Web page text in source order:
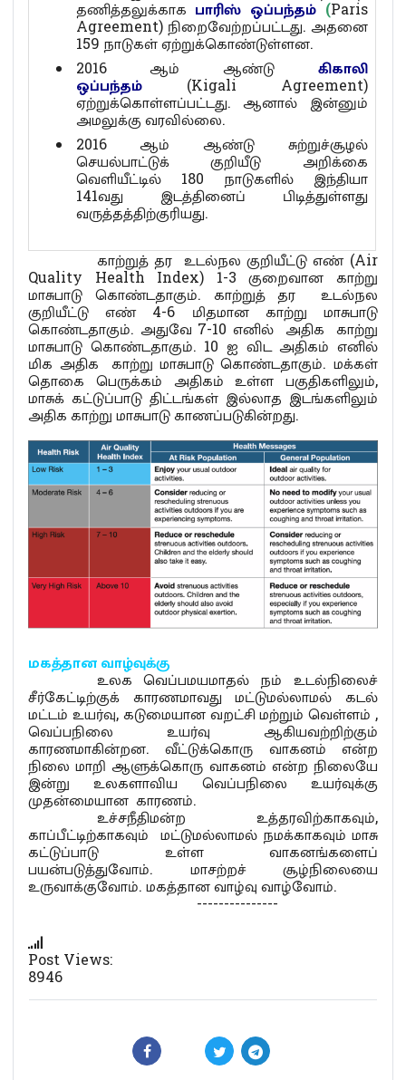
தணித்தலுக்காக பாரிஸ் ஒப்பந்தம் (Paris
Agreement) நிறைவேற்றப்பட்டது. அதனை
159 நாடுகள் ஏற்றுக்கொண்டுள்ளன.
2016 ஆம் ஆண்டுகிகாலி
ஒப்பந்தம்(Kigali Agreement)
ஏற்றுக்கொள்ளப்பட்டது. ஆனால் இன்னும்
அமலுக்கு வரவில்லை.
2016 ஆம் ஆண்டு சுற்றுச்சூழல்
செயல்பாட்டுக் குறியீடு அறிக்கை
வெளியீட்டில் 180 நாடுகளில் இந்தியா
141வது இடத்தினைப் பிடித்துள்ளது
வருத்தத்திற்குரியது.
காற்றுத் தர உடல்நல குறியீட்டு எண் (Air
Quality Health Index) 1-3 குறைவான காற்று
மாசுபாடு கொண்டதாகும். காற்றுத் தர உடல்நல
குறியீட்டு எண் 4-6 மிதமான காற்று மாசுபாடு
கொண்டதாகும். அதுவே 7-10 எனில் அதிக காற்று
மாசுபாடு கொண்டதாகும். 10 ஐ விட அதிகம் எனில்
மிக அதிக காற்று மாசுபாடு கொண்டதாகும். மக்கள்
தொகை பெருக்கம் அதிகம் உள்ள பகுதிகளிலும்,
மாசுக் கட்டுப்பாடு திட்டங்கள் இல்லாத இடங்களிலும்
அதிக காற்று மாசுபாடு காணப்படுகின்றது.
மகத்தான வாழ்வுக்கு
உலக வெப்பமயமாதல் நம் உடல்நிலைச்
சீர்கேட்டிற்குக் காரணமாவது மட்டுமல்லாமல் கடல்
மட்டம் உயர்வு, கடுமையான வறட்சி மற்றும் வெள்ளம் ,
வெப்பநிலை உயர்வு ஆகியவற்றிற்கும்
காரணமாகின்றன. வீட்டுக்கொரு வாகனம் என்ற
நிலை மாறி ஆளுக்கொரு வாகனம் என்ற நிலையே
இன்று உலகளாவிய வெப்பநிலை உயர்வுக்கு
முதன்மையான காரணம்.
உச்சநீதிமன்ற உத்தரவிற்காகவும்,
காப்பீட்டிற்காகவும் மட்டுமல்லாமல் நமக்காகவும் மாசு
கட்டுப்பாடு உள்ள வாகனங்களைப்
பயன்படுத்துவோம். மாசற்றச் சூழ்நிலையை
உருவாக்குவோம். மகத்தான வாழ்வு வாழ்வோம்.
---------------
Post Views:
8946